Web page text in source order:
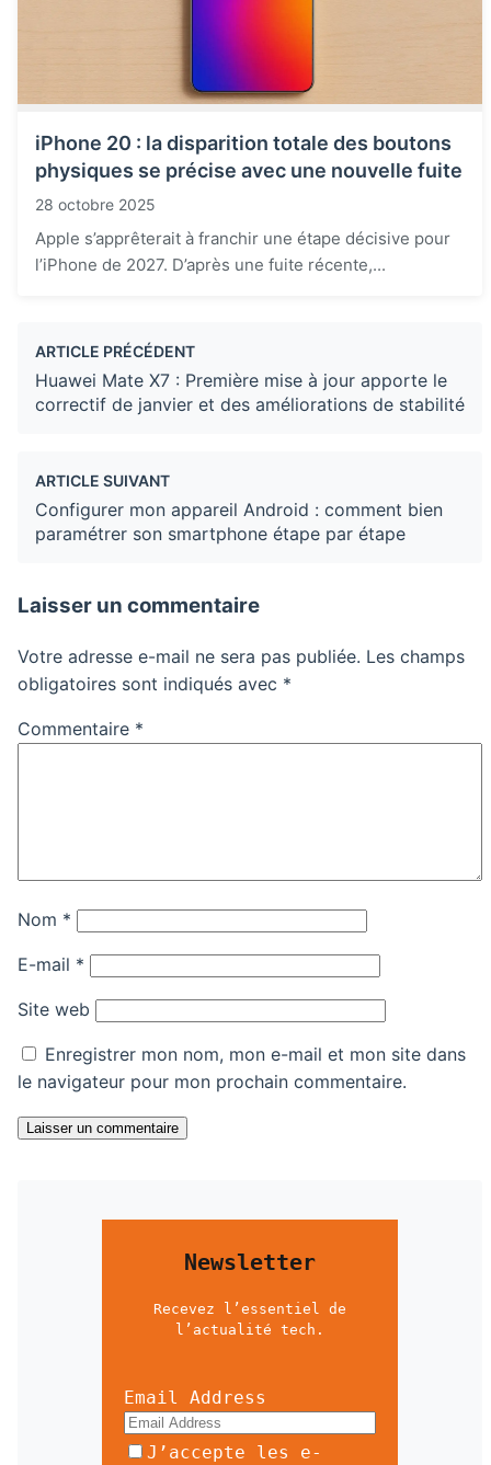
iPhone 20 : la disparition totale des boutons
physiques se précise avec une nouvelle fuite
28 octobre 2025
Apple s’apprêterait à franchir une étape décisive pour
l’iPhone de 2027. D’après une fuite récente,...
ARTICLE PRÉCÉDENT
Huawei Mate X7 : Première mise à jour apporte le
correctif de janvier et des améliorations de stabilité
ARTICLE SUIVANT
Configurer mon appareil Android : comment bien
paramétrer son smartphone étape par étape
Laisser un commentaire
Votre adresse e-mail ne sera pas publiée. Les champs
obligatoires sont indiqués avec *
Commentaire *
Nom *
E-mail *
Site web
Enregistrer mon nom, mon e-mail et mon site dans
le navigateur pour mon prochain commentaire.
Laisser un commentaire
Newsletter
Recevez l’essentiel de
l’actualité tech.
Email Address
J’accepte les e-